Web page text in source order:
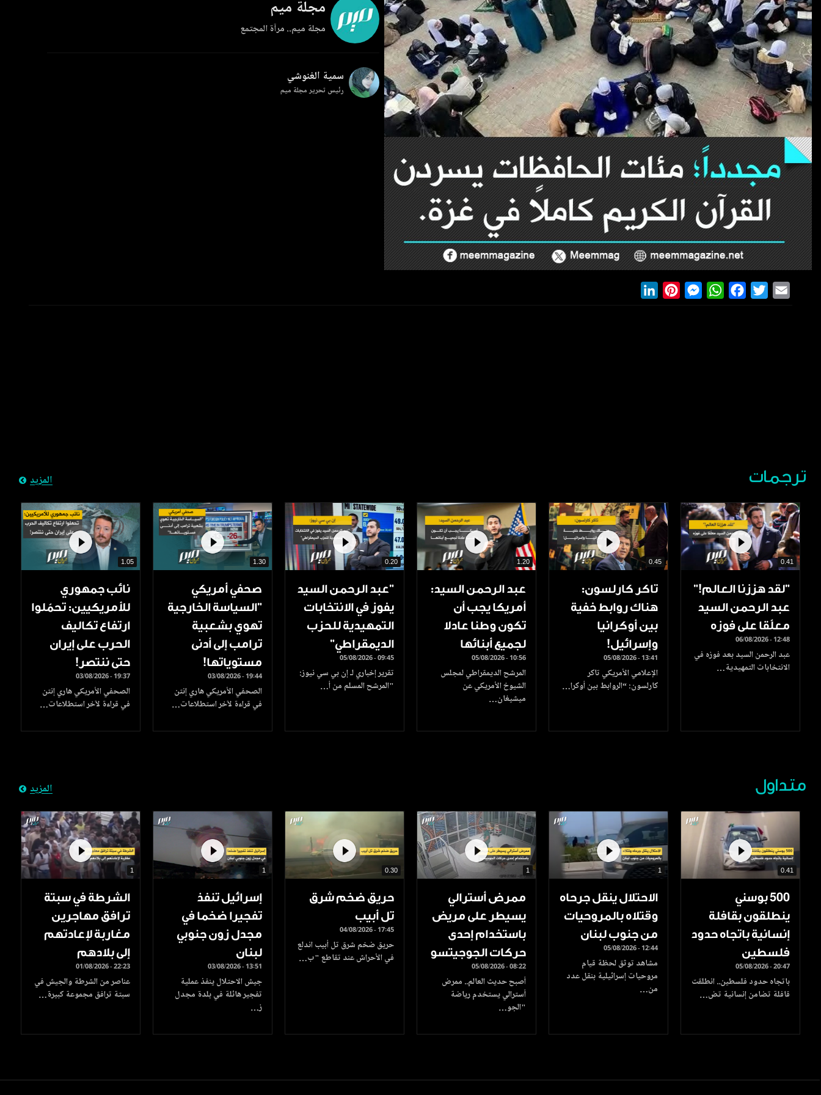
مجلة ميم
مجلة ميم.. مرآة المجتمع
سمية الغنوشي
رئيس تحرير مجلة ميم
LinkedInPinterestMessengerWhatsAppFacebook
Twitter
ترجمات المزيد
0.41
”لقد هززنا العالم!”
عبد الرحمن السيد
معلّقا على فوزه
06/08/2026 - 12:48
عبد الرحمن السيد بعد فوزه في
الانتخابات التمهيدية…
0.45
تاكر كارلسون:
هناك روابط خفية
بين أوكرانيا
وإسرائيل!
05/08/2026 - 13:41
الإعلامي الأمريكي تاكر
كارلسون: “الروابط بين أوكرا…
1.20
عبد الرحمن السيد:
أمريكا يجب أن
تكون وطنا عادلا
لجميع أبنائها
05/08/2026 - 10:56
المرشح الديمقراطي لمجلس
الشيوخ الأمريكي عن
ميشيغان…
0.20
"عبد الرحمن السيد
يفوز في الانتخابات
التمهيدية للحزب
الديمقراطي"
05/08/2026 - 09:45
تقرير إخباري لـ إن بي سي نيوز:
"المرشح المسلم من أ…
1.30
صحفي أمريكي
"السياسة الخارجية
تهوي بشعبية
ترامب إلى أدنى
مستوياتها!
03/08/2026 - 19:44
الصحفي الأمريكي هاري إنتن
في قراءة لآخر استطلاعات…
1.05
نائب جمهوري
للأمريكيين: تحمّلوا
ارتفاع تكاليف
الحرب على إيران
حتى ننتصر!
03/08/2026 - 19:37
الصحفي الأمريكي هاري إنتن
في قراءة لآخر استطلاعات…
متداول المزيد
0.41
500 بوسني
ينطلقون بقافلة
إنسانية باتجاه حدود
فلسطين
05/08/2026 - 20:47
باتجاه حدود فلسطين.. انطلقت
قافلة تضامن إنسانية تض…
1
الاحتلال ينقل جرحاه
وقتلاه بالمروحيات
من جنوب لبنان
05/08/2026 - 12:44
مشاهد توثق لحظة قيام
مروحيات إسرائيلية بنقل عدد
من…
1
ممرض أسترالي
يسيطر على مريض
باستخدام إحدى
حركات الجوجيتسو
05/08/2026 - 08:22
أصبح حديث العالم.. ممرض
أسترالي يستخدم رياضة
"الجو…
0.30
حريق ضخم شرق
تل أبيب
04/08/2026 - 17:45
حريق ضخم شرق تل أبيب اندلع
في الأحراش عند تقاطع "ب…
1
إسرائيل تنفذ
تفجيرا ضخما في
مجدل زون جنوبي
لبنان
03/08/2026 - 13:51
جيش الاحتلال ينفذ عملية
تفجير هائلة في بلدة مجدل
ز…
1
الشرطة في سبتة
ترافق مهاجرين
مغاربة لإعادتهم
إلى بلادهم
01/08/2026 - 22:23
عناصر من الشرطة والجيش في
سبتة ترافق مجموعة كبيرة…